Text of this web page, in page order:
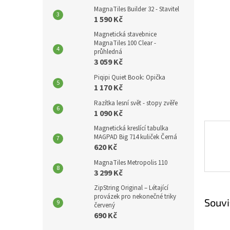
MagnaTiles Builder 32 - Stavitel
1 590 Kč
Magnetická stavebnice
MagnaTiles 100 Clear -
průhledná
3 059 Kč
Piqipi Quiet Book: Opička
1 170 Kč
Razítka lesní svět - stopy zvěře
1 090 Kč
Magnetická kreslící tabulka
MAGPAD Big 714 kuliček Černá
620 Kč
MagnaTiles Metropolis 110
3 299 Kč
ZipString Original – Létající
provázek pro nekonečné triky
červený
690 Kč